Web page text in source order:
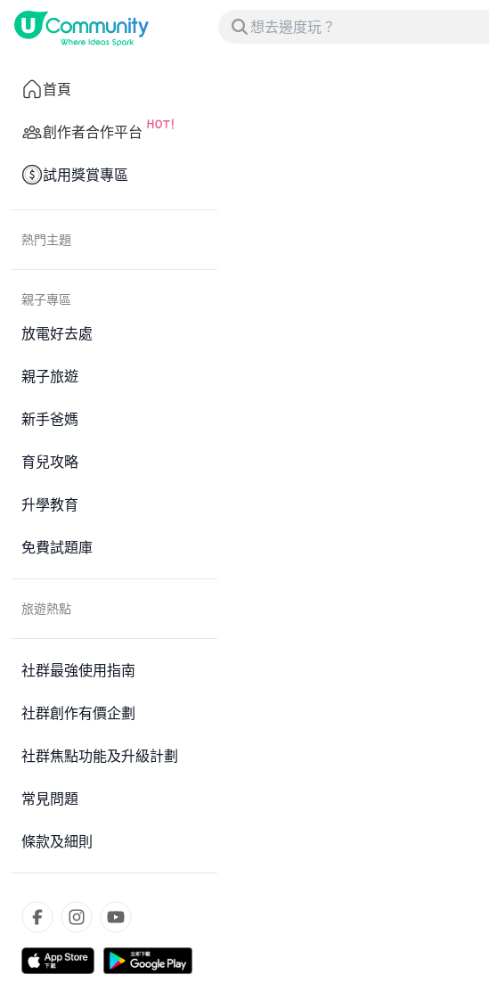
首頁
創作者合作平台
試用獎賞專區
熱門主題
親子專區
放電好去處
親子旅遊
新手爸媽
育兒攻略
升學教育
免費試題庫
旅遊熱點
社群最強使用指南
社群創作有價企劃
社群焦點功能及升級計劃
常見問題
條款及細則